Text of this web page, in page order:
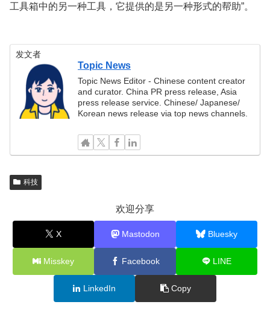
工具箱中的另一种工具，它提供的是另一种形式的帮助”。
发文者
Topic News
Topic News Editor - Chinese content creator
and curator. China PR press release, Asia
press release service. Chinese/ Japanese/
Korean news release via top news channels.
科技
欢迎分享
X Mastodon Bluesky
Misskey Facebook LINE
LinkedIn Copy